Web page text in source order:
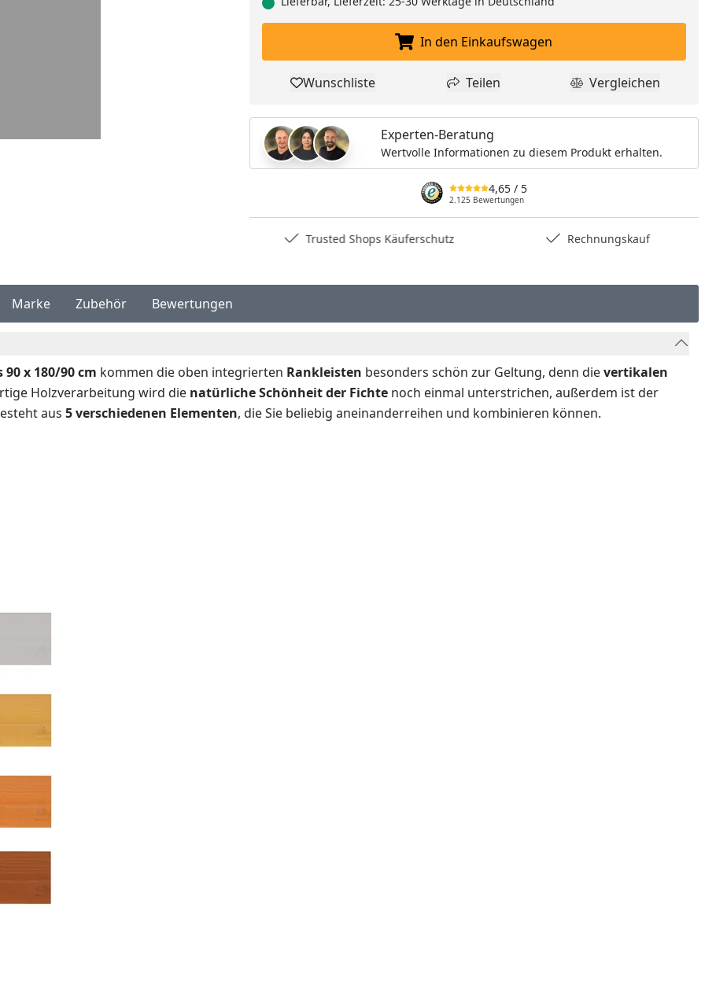
In den Einkaufswagen legen
In den Einkaufswagen
Produkt zur Wunschliste hinzufügen
Wunschliste Teilen
Teilen Produkt
Vergleichen
Experten-Beratung
Wertvolle Informationen zu diesem Produkt erhalten.
4,65 / 5
2.125 Bewertungen
Trusted Shops Käuferschutz Rechnungskauf
Marke Zubehör Bewertungen
x 180/90 cm kommen die oben integrierten Rankleisten besonders schön zur Geltung, denn dievertikalen
Holzverarbeitung wird die natürliche Schönheitder Fichte noch einmal unterstrichen, außerdem ist der
aus 5 verschiedenen Elementen, die Sie beliebig aneinanderreihen und kombinieren können.